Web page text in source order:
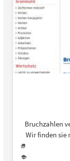
Bruchzahlen
Wir finden sie